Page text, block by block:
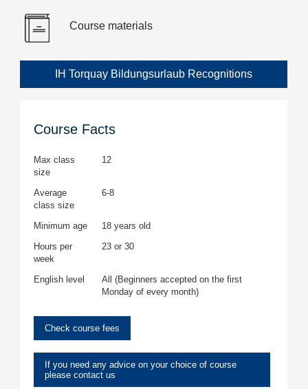
Course materials
IH Torquay Bildungsurlaub Recognitions
Course Facts
Max class
size
12
Average
class size
6-8
Minimum age
18 years old
Hours per
week
23 or 30
English level
All (Beginners accepted on the first
Monday of every month)
Check course fees
If you need any advice on your choice of course
please contact us